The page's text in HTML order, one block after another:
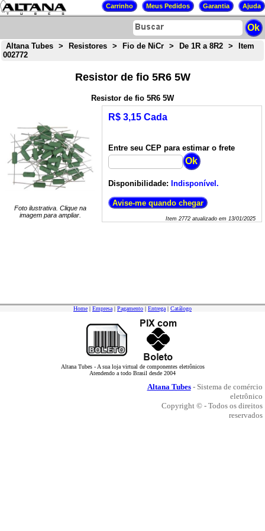
Altana Tubes > Resistores > Fio de NiCr > De 1R a 8R2 >
Item
002772
Resistor de fio 5R6 5W
Resistor de fio 5R6 5W
Foto ilustrativa. Clique na
imagem para ampliar.
R$ 3,15 Cada
Entre seu CEP para estimar o frete
Disponibilidade: Indisponível.
Item 2772atualizado em 13/01/2025
Home | Empresa | Pagamento | Entrega | Catálogo
Altana Tubes - A sua loja virtual de componentes eletrônicos
Atendendo a todo Brasil desde 2004
Altana Tubes- Sistema de comércio
eletrônico
Copyright © - Todos os direitos
reservados